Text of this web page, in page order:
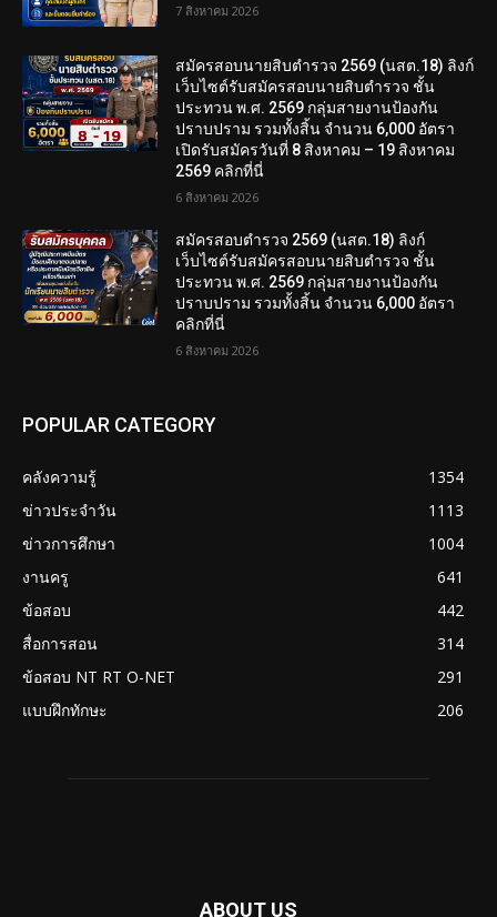
7 สิงหาคม 2026
สมัครสอบนายสิบตำรวจ 2569 (นสต.18) ลิงก์
เว็บไซต์รับสมัครสอบนายสิบตำรวจ ชั้น
ประทวน พ.ศ. 2569 กลุ่มสายงานป้องกัน
ปราบปราม รวมทั้งสิ้น จำนวน 6,000 อัตรา
เปิดรับสมัครวันที่ 8 สิงหาคม – 19 สิงหาคม
2569 คลิกที่นี่
6 สิงหาคม 2026
สมัครสอบตํารวจ 2569 (นสต.18) ลิงก์
เว็บไซต์รับสมัครสอบนายสิบตำรวจ ชั้น
ประทวน พ.ศ. 2569 กลุ่มสายงานป้องกัน
ปราบปราม รวมทั้งสิ้น จำนวน 6,000 อัตรา
คลิกที่นี่
6 สิงหาคม 2026
POPULAR CATEGORY
คลังความรู้
1354
ข่าวประจำวัน
1113
ข่าวการศึกษา
1004
งานครู
641
ข้อสอบ
442
สื่อการสอน
314
ข้อสอบ NT RT O-NET
291
แบบฝึกทักษะ
206
ABOUT US